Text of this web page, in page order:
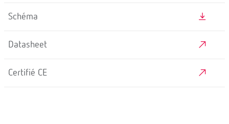
Schéma
Datasheet
Certifié CE